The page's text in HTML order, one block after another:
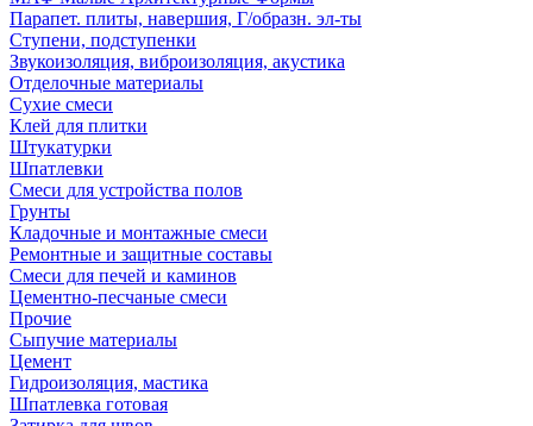
Парапет. плиты, навершия, Г/образн. эл-ты
Ступени, подступенки
Звукоизоляция, виброизоляция, акустика
Отделочные материалы
Сухие смеси
Клей для плитки
Штукатурки
Шпатлевки
Смеси для устройства полов
Грунты
Кладочные и монтажные смеси
Ремонтные и защитные составы
Смеси для печей и каминов
Цементно-песчаные смеси
Прочие
Сыпучие материалы
Цемент
Гидроизоляция, мастика
Шпатлевка готовая